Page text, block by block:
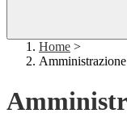
Home >